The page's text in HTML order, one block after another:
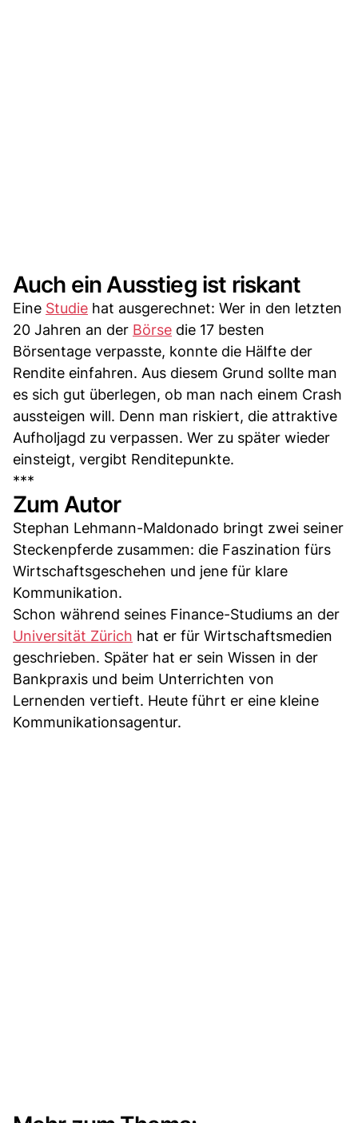
Auch ein Ausstieg ist riskant
Eine Studie hat ausgerechnet: Wer in den letzten
20 Jahren an der Börse die 17 besten
Börsentage verpasste, konnte die Hälfte der
Rendite einfahren. Aus diesem Grund sollte man
es sich gut überlegen, ob man nach einem Crash
aussteigen will. Denn man riskiert, die attraktive
Aufholjagd zu verpassen. Wer zu später wieder
einsteigt, vergibt Renditepunkte.
***
Zum Autor
Stephan Lehmann-Maldonado bringt zwei seiner
Steckenpferde zusammen: die Faszination fürs
Wirtschaftsgeschehen und jene für klare
Kommunikation.
Schon während seines Finance-Studiums an der
Universität Zürich hat er für Wirtschaftsmedien
geschrieben. Später hat er sein Wissen in der
Bankpraxis und beim Unterrichten von
Lernenden vertieft. Heute führt er eine kleine
Kommunikationsagentur.